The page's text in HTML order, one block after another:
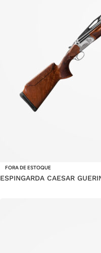
FORA DE ESTOQUE
ESPINGARDA CAESAR